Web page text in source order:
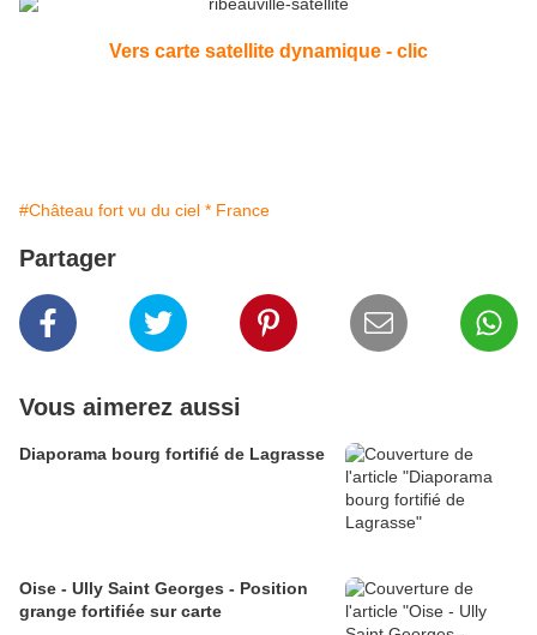
Vers carte satellite dynamique - clic
#Château fort vu du ciel * France
Partager
Vous aimerez aussi
Diaporama bourg fortifié de Lagrasse
Oise - Ully Saint Georges - Position
grange fortifiée sur carte